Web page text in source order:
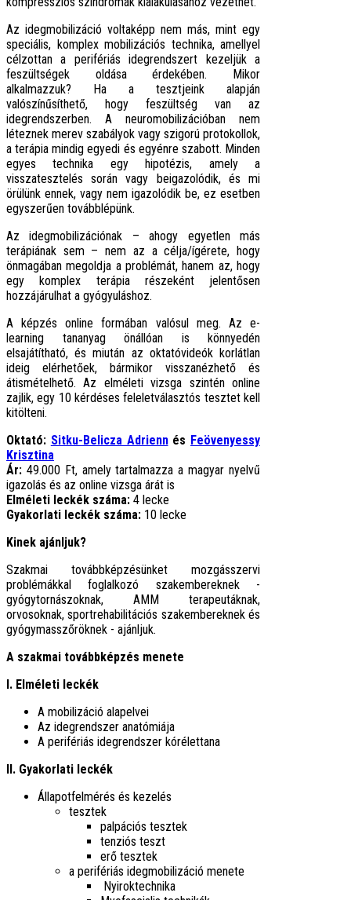
Az idegmobilizáció voltaképp nem más, mint egy
speciális, komplex mobilizációs technika, amellyel
célzottan a perifériás idegrendszert kezeljük a
feszültségek oldása érdekében. Mikor
alkalmazzuk? Ha a tesztjeink alapján
valószínűsíthető, hogy feszültség van az
idegrendszerben. A neuromobilizációban nem
léteznek merev szabályok vagy szigorú protokollok,
a terápia mindig egyedi és egyénre szabott. Minden
egyes technika egy hipotézis, amely a
visszatesztelés során vagy beigazolódik, és mi
örülünk ennek, vagy nem igazolódik be, ez esetben
egyszerűen továbblépünk.
Az idegmobilizációnak – ahogy egyetlen más
terápiának sem – nem az a célja/ígérete, hogy
önmagában megoldja a problémát, hanem az, hogy
egy komplex terápia részeként jelentősen
hozzájárulhat a gyógyuláshoz.
A képzés online formában valósul meg. Az e-
learning tananyag önállóan is könnyedén
elsajátítható, és miután az oktatóvideók korlátlan
ideig elérhetőek, bármikor visszanézhető és
átismételhető. Az elméleti vizsga szintén online
zajlik, egy 10 kérdéses feleletválasztós tesztet kell
kitölteni.
Oktató: Sitku-Belicza Adriennés Feövenyessy
Krisztina
Ár: 49.000 Ft, amely tartalmazza a magyar nyelvű
igazolás és az online vizsga árát is
Elméleti leckék száma: 4 lecke
Gyakorlati leckék száma: 10 lecke
Kinek ajánljuk?
Szakmai továbbképzésünket mozgásszervi
problémákkal foglalkozó szakembereknek -
gyógytornászoknak, AMM terapeutáknak,
orvosoknak, sportrehabilitációs szakembereknek és
gyógymasszőröknek - ajánljuk.
A szakmai továbbképzés menete
I. Elméleti leckék
A mobilizáció alapelvei
Az idegrendszer anatómiája
A perifériás idegrendszer kórélettana
II. Gyakorlati leckék
Állapotfelmérés és kezelés
tesztek
palpációs tesztek
tenziós teszt
erő tesztek
a perifériás idegmobilizáció menete
Nyiroktechnika